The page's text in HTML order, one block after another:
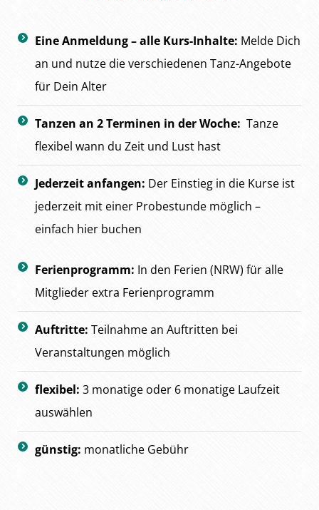
Eine Anmeldung – alle Kurs-Inhalte: Melde Dich
an und nutze die verschiedenen Tanz-Angebote
für Dein Alter
Tanzen an 2 Terminen in der Woche: Tanze
flexibel wann du Zeit und Lust hast
Jederzeit anfangen: Der Einstieg in die Kurse ist
jederzeit mit einer Probestunde möglich –
einfach hier buchen
Ferienprogramm: In den Ferien (NRW) für alle
Mitglieder extra Ferienprogramm
Auftritte: Teilnahme an Auftritten bei
Veranstaltungen möglich
flexibel: 3 monatige oder 6 monatige Laufzeit
auswählen
günstig: monatliche Gebühr